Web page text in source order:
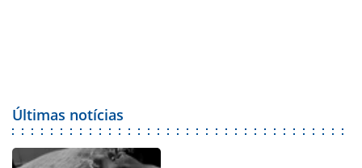
Últimas notícias